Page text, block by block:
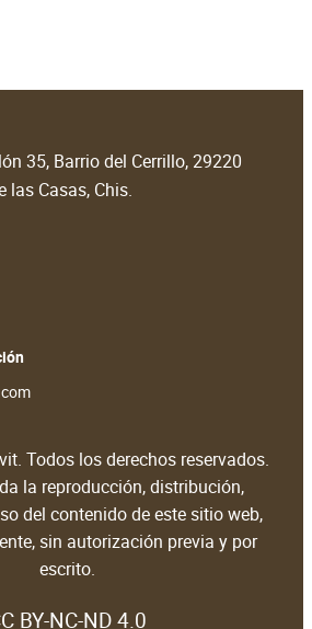
35, Barrio del Cerrillo, 29220
las Casas, Chis.
Todos los derechos reservados.
la reproducción, distribución,
del contenido de este sitio web,
sin autorización previa y por
escrito.
BY-NC-ND 4.0